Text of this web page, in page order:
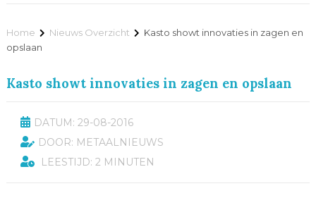
Home Nieuws Overzicht
Kasto showt innovaties in zagen en
opslaan
Kasto showt innovaties in zagen en opslaan
DATUM: 29-08-2016
DOOR: METAALNIEUWS
LEESTIJD: 2 MINUTEN